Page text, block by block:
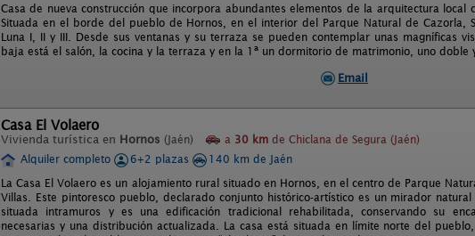
Casa de nueva construcción que incorpora abundantes elementos de la arquitectura local
Situada en el borde del pueblo de Hornos, en el interior del Parque Natural de Cazorla,
Luna I, II y III. Desde sus ventanas y su terraza se pueden contemplar unas magníficas
baja está el salón, la cocina y la terraza y en la 1ª un dormitorio de matrimonio, uno doble
Email
Casa El Volaero
Vivienda turística en Hornos (Jaén) a 30 km de Chiclana de Segura (Jaén)
Alquiler completo
6+2 plazas
140 km de Jaén
La Casa El Volaero es un alojamiento rural situado en Hornos, en el centro de Parque
Villas. Este pintoresco pueblo, declarado conjunto histórico-artístico es un mirador
situada intramuros y es una edificación tradicional rehabilitada, conservando su
necesarias y una distribución actualizada. La casa está situada en límite norte del